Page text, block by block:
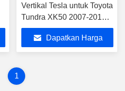
Vertikal Tesla untuk Toyota
Tundra XK50 2007-2013
Sequoia XK60 2008 -
2017
Dapatkan Harga
1